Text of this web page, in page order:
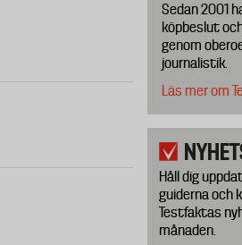
Sedan 2001
köpbeslut
genom
journalistik.
Läs mer om
Håll dig
guiderna och
Testfaktas
månaden.